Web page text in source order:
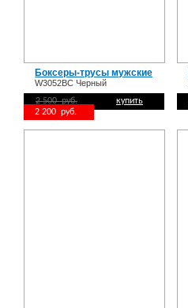
Боксеры-трусы мужские
W3052BC Черный
2 500 руб.
2 200 руб.
купить